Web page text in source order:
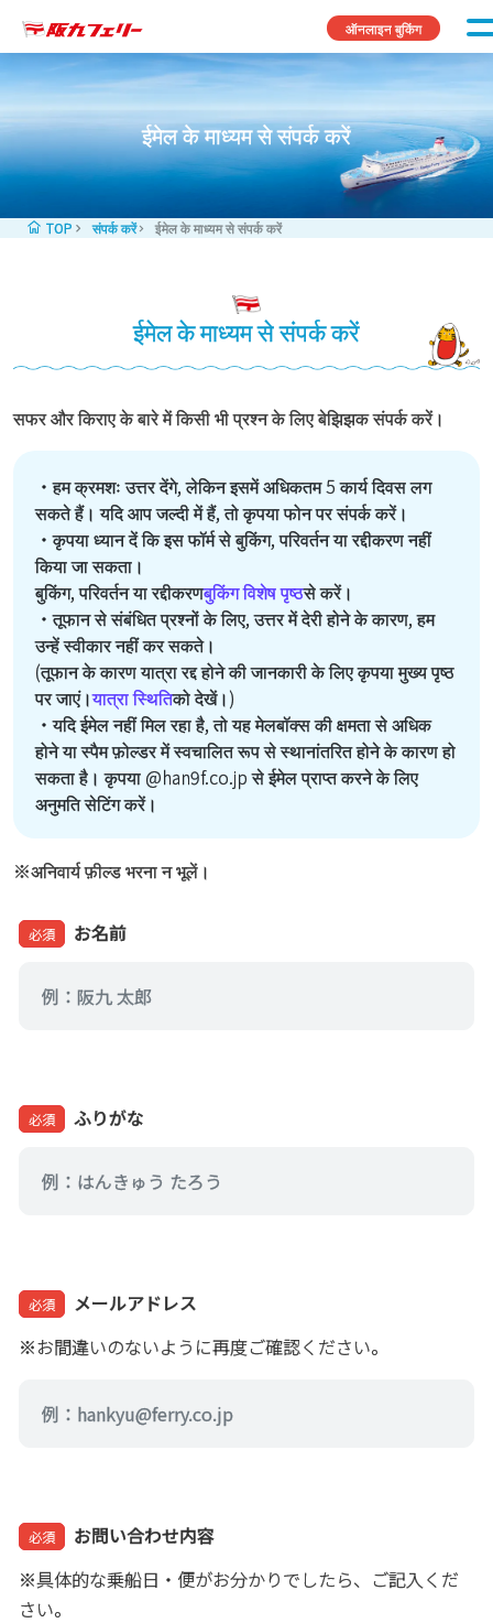
ऑनलाइन बुकिंग
ईमेल के माध्यम से संपर्क करें
TOP संपर्क करें ईमेल के माध्यम से संपर्क करें
ईमेल के माध्यम से संपर्क करें
सफर और किराए के बारे में किसी भी प्रश्न के लिए बेझिझक संपर्क करें।
・हम क्रमशः उत्तर देंगे, लेकिन इसमें अधिकतम 5 कार्य दिवस लग
सकते हैं। यदि आप जल्दी में हैं, तो कृपया फोन पर संपर्क करें।
・कृपया ध्यान दें कि इस फॉर्म से बुकिंग, परिवर्तन या रद्दीकरण नहीं
किया जा सकता।
बुकिंग, परिवर्तन या रद्दीकरणबुकिंग विशेष पृष्ठसे करें।
・तूफान से संबंधित प्रश्नों के लिए, उत्तर में देरी होने के कारण, हम
उन्हें स्वीकार नहीं कर सकते।
(तूफान के कारण यात्रा रद्द होने की जानकारी के लिए कृपया मुख्य पृष्ठ
पर जाएं।यात्रा स्थितिको देखें।)
・यदि ईमेल नहीं मिल रहा है, तो यह मेलबॉक्स की क्षमता से अधिक
होने या स्पैम फ़ोल्डर में स्वचालित रूप से स्थानांतरित होने के कारण हो
सकता है। कृपया @han9f.co.jp से ईमेल प्राप्त करने के लिए
अनुमति सेटिंग करें।
※अनिवार्य फ़ील्ड भरना न भूलें।
必須 お名前
必須 ふりがな
必須
メールアドレス
※お間違いのないように再度ご確認ください。
必須
お問い合わせ内容
※具体的な乗船日・便がお分かりでしたら、ご記入くだ
さい。